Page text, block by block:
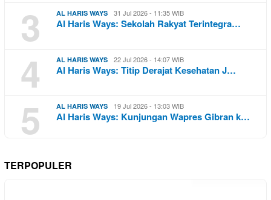
3 AL HARIS WAYS 31 Jul 2026 - 11:35 WIB
Al Haris Ways: Sekolah Rakyat Terintegra…
4 AL HARIS WAYS 22 Jul 2026 - 14:07 WIB
Al Haris Ways: Titip Derajat Kesehatan J…
5 AL HARIS WAYS 19 Jul 2026 - 13:03 WIB
Al Haris Ways: Kunjungan Wapres Gibran k…
TERPOPULER